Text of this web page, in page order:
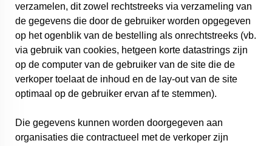
verzamelen, dit zowel rechtstreeks via verzameling van
de gegevens die door de gebruiker worden opgegeven
op het ogenblik van de bestelling als onrechtstreeks (vb.
via gebruik van cookies, hetgeen korte datastrings zijn
op de computer van de gebruiker van de site die de
verkoper toelaat de inhoud en de lay-out van de site
optimaal op de gebruiker ervan af te stemmen).
Die gegevens kunnen worden doorgegeven aan
organisaties die contractueel met de verkoper zijn